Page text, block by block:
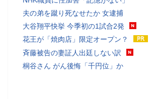
夫の弟を蹴り死なせたか 女逮捕
大谷翔平快挙 今季初の1試合2発
花王が「焼肉店」限定オープン？
斉藤被告の妻証人出廷しない訳
桐谷さん がん後悔「千円位」か